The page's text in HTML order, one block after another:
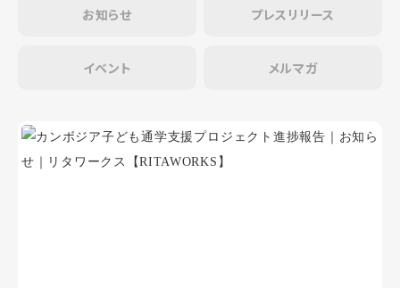
お知らせ プレスリリース
イベント メルマガ